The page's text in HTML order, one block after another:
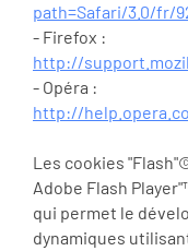
path=Safari/3.0/fr/
- Firefox :
http://
- Opéra :
http://
Les cookies
Adobe Flash
qui permet le
dynamiques